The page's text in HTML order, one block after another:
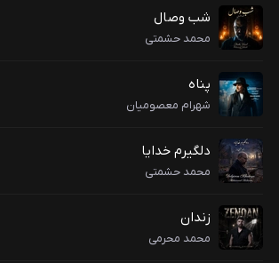
شب وصال
محمد حشمتی
پناه
شهرام معصومیان
دلگیرم خدایا
محمد حشمتی
زندان
محمد محرمی